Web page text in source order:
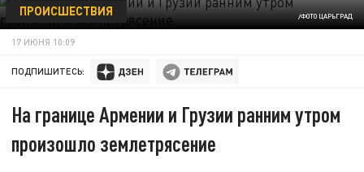
/ФОТО ЦАРЬГРАД
ПРОИСШЕСТВИЯ
17 ИЮНЯ 10:09
ПОДПИШИТЕСЬ:
На границе Армении и Грузии ранним утром
произошло землетрясение